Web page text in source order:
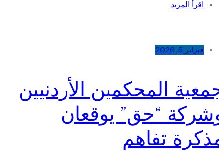
اقرأ المزيد
فبراير 5, 2026
المحكمين الأردنيين
“حق” يوقعان
تفاهم